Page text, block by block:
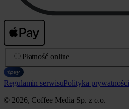
Płatność online
Regulamin serwisuPolityka prywatności
© 2026, Coffee Media Sp. z o.o.